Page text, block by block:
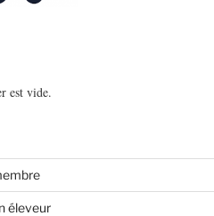
est vide.
éleveur